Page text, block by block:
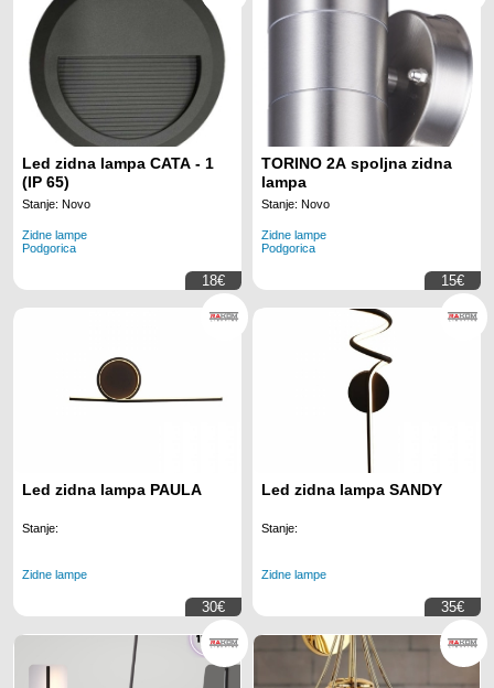
Led zidna lampa CATA - 1
(IP 65)
Stanje: Novo
Zidne lampe
Podgorica
18€
TORINO 2A spoljna zidna
lampa
Stanje: Novo
Zidne lampe
Podgorica
15€
Led zidna lampa PAULA
Stanje:
Zidne lampe
30€
Led zidna lampa SANDY
Stanje:
Zidne lampe
35€